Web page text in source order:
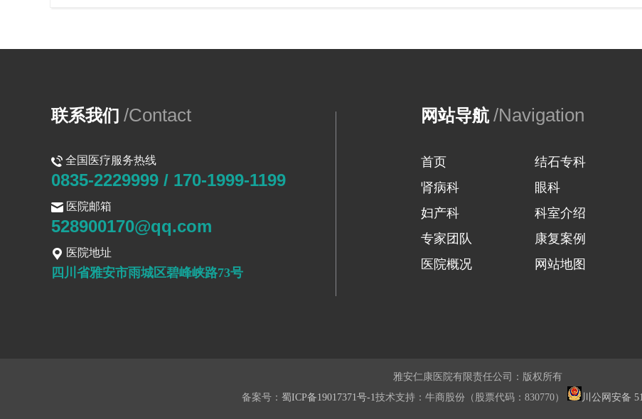
联系我们 /Contact
全国医疗服务热线
0835-2229999 / 170-1999-1199
医院邮箱
528900170@qq.com
医院地址
四川省雅安市雨城区碧峰峡路73号
网站导航/Navigation
首页
结石专科
肾病科
眼科
妇产科
科室介绍
专家团队
康复案例
医院概况
网站地图
雅安仁康医院有限责任公司：版权所有
备案号： 蜀ICP备19017371号-1技术支持：牛商股份（股票代码：830770） 川公网安备